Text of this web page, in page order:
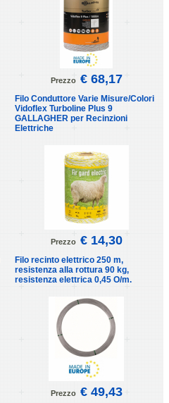
Prezzo € 68,17
Filo Conduttore Varie Misure/Colori
Vidoflex Turboline Plus 9
GALLAGHER per Recinzioni
Elettriche
Prezzo € 14,30
Filo recinto elettrico 250 m,
resistenza alla rottura 90 kg,
resistenza elettrica 0,45 O/m.
Prezzo € 49,43